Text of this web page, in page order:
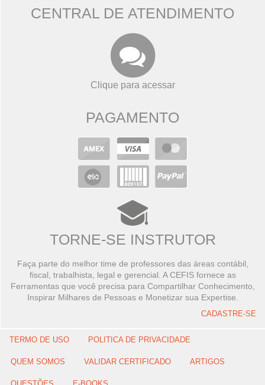
CENTRAL DE ATENDIMENTO
Clique para acessar
PAGAMENTO
TORNE-SE INSTRUTOR
Faça parte do melhor time de professores das áreas contábil,
fiscal, trabalhista, legal e gerencial. A CEFIS fornece as
Ferramentas que você precisa para Compartilhar Conhecimento,
Inspirar Milhares de Pessoas e Monetizar sua Expertise.
CADASTRE-SE
TERMO DE USO POLITICA DE PRIVACIDADE
QUEM SOMOS VALIDAR CERTIFICADO ARTIGOS